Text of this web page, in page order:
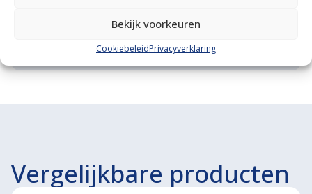
Bekijk voorkeuren
CookiebeleidPrivacyverklaring
Grootste in kleine tractoren
Vergelijkbare producten